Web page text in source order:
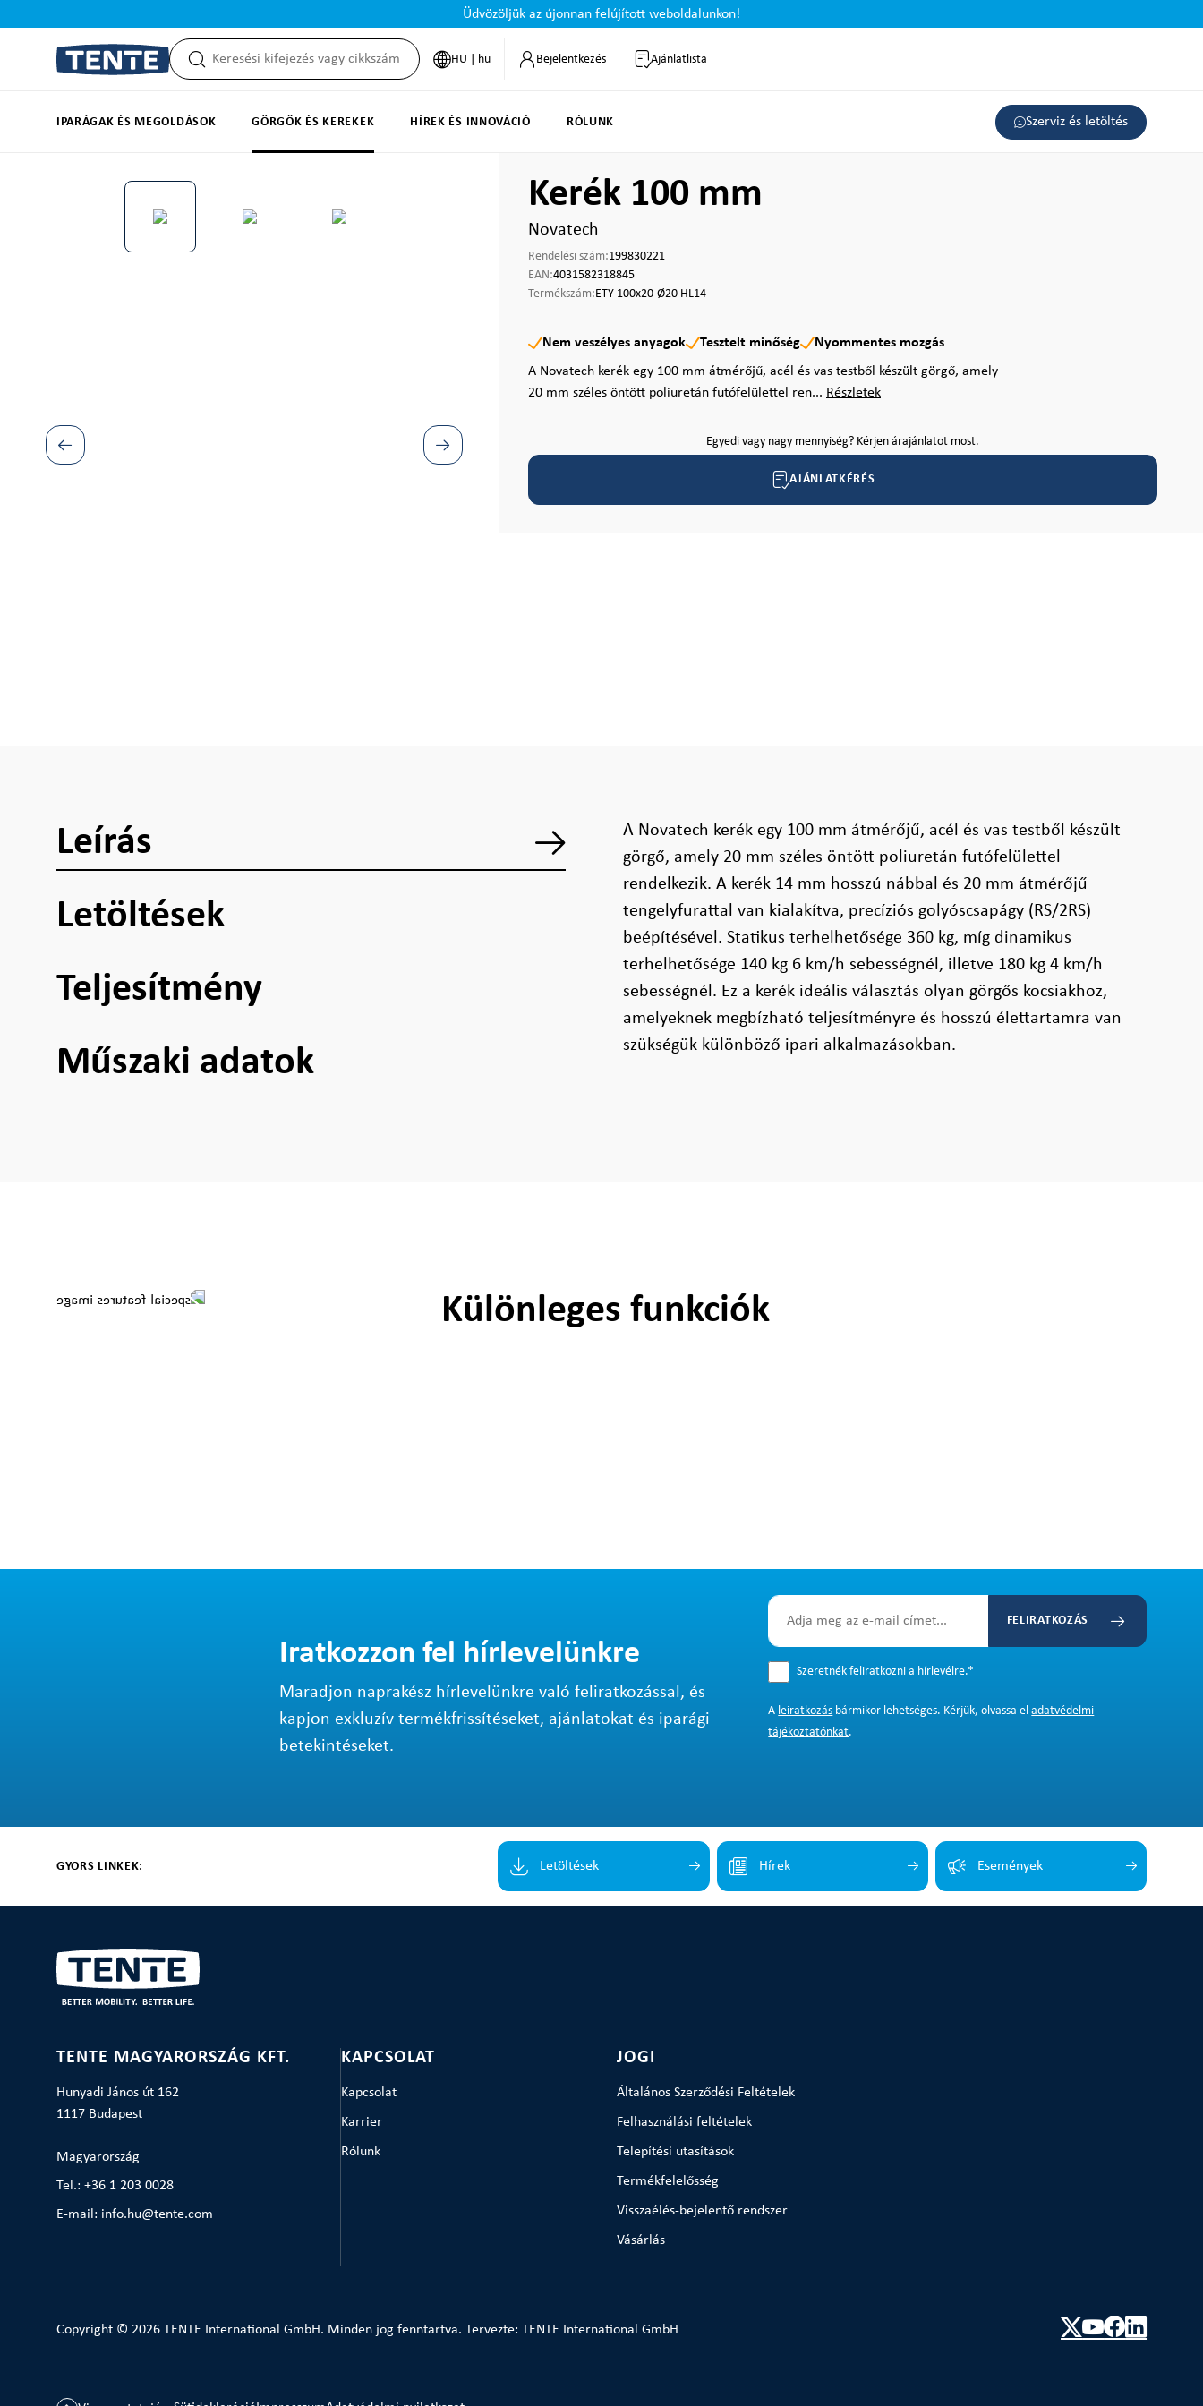
Üdvözöljük az újonnan felújított weboldalunkon!
HU | hu Bejelentkezés Ajánlatlista
IPARÁGAK ÉS MEGOLDÁSOK GÖRGŐK ÉS KEREKEK HÍREK ÉS INNOVÁCIÓ RÓLUNK Szerviz és letöltés
Képgaléria kihagyása Kerék 100 mm
Novatech
Rendelési szám:199830221
EAN:4031582318845
Termékszám:ETY 100x20-Ø20 HL14
Nem veszélyes anyagok Tesztelt minőség
Nyommentes mozgás
A Novatech kerék egy 100 mm átmérőjű, acél és vas testből készült görgő, amely
20 mm széles öntött poliuretán futófelülettel ren... Részletek
Egyedi vagy nagy mennyiség? Kérjen árajánlatot most.
AJÁNLATKÉRÉS
Leírás
Letöltések
Teljesítmény
Műszaki adatok
A Novatech kerék egy 100 mm átmérőjű, acél és vas testből készült
görgő, amely 20 mm széles öntött poliuretán futófelülettel
rendelkezik. A kerék 14 mm hosszú nábbal és 20 mm átmérőjű
tengelyfurattal van kialakítva, precíziós golyóscsapágy (RS/2RS)
beépítésével. Statikus terhelhetősége 360 kg, míg dinamikus
terhelhetősége 140 kg 6 km/h sebességnél, illetve 180 kg 4 km/h
sebességnél. Ez a kerék ideális választás olyan görgős kocsiakhoz,
amelyeknek megbízható teljesítményre és hosszú élettartamra van
szükségük különböző ipari alkalmazásokban.
Különleges funkciók
Iratkozzon fel hírlevelünkre
Maradjon naprakész hírlevelünkre való feliratkozással, és
kapjon exkluzív termékfrissítéseket, ajánlatokat és iparági
betekintéseket.
FELIRATKOZÁS
Szeretnék feliratkozni a hírlevélre.*
A leiratkozás bármikor lehetséges. Kérjük, olvassa eladatvédelmi
tájékoztatónkat.
GYORS LINKEK: Letöltések Hírek Események
TENTE MAGYARORSZÁG KFT.
Hunyadi János út 162
1117 Budapest
Magyarország
Tel.: +36 1 203 0028
E-mail: info.hu@tente.com
KAPCSOLAT
Kapcsolat
Karrier
Rólunk
JOGI
Általános Szerződési Feltételek
Felhasználási feltételek
Telepítési utasítások
Termékfelelősség
Visszaélés-bejelentő rendszer
Vásárlás
Copyright © 2026 TENTE International GmbH. Minden jog fenntartva. Tervezte: TENTE International GmbH